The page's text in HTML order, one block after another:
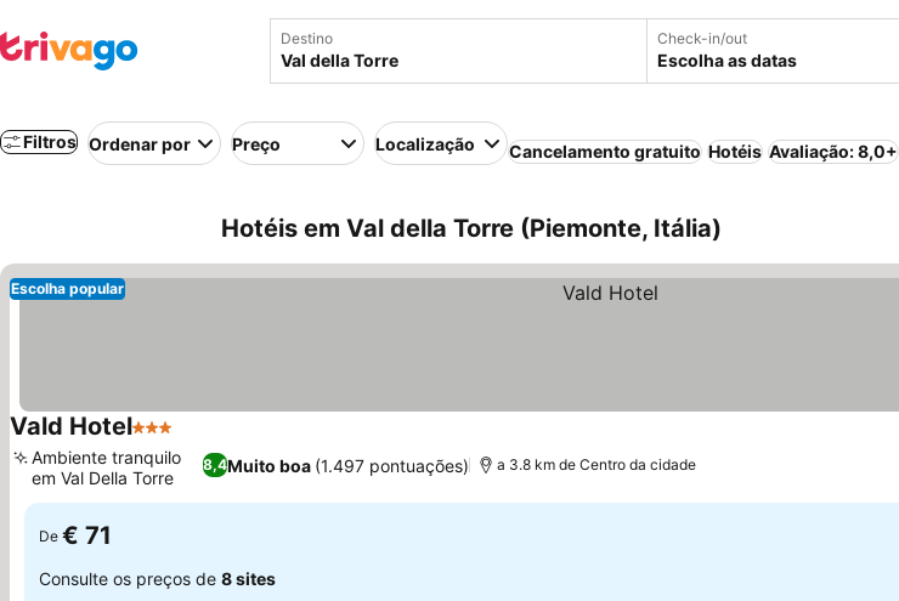
Destino Check-in/out
Escolha as datas
Filtros Ordenar por Preço Localização Cancelamento gratuito Hotéis Avaliação: 8,0+
Hotéis em Val della Torre (Piemonte, Itália)
Escolha popular
Vald Hotel3 Estrelas
8,4Muito boa (1.497 pontuações)
Ambiente tranquilo
em Val Della Torre
a 3.8 km de Centro da cidade
De € 71
Consulte os preços de 8 sites